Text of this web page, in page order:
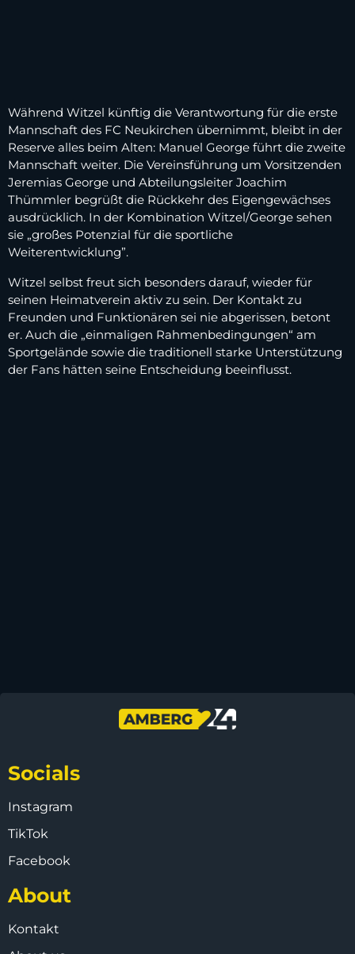
Während Witzel künftig die Verantwortung für die erste
Mannschaft des FC Neukirchen übernimmt, bleibt in der
Reserve alles beim Alten: Manuel George führt die zweite
Mannschaft weiter. Die Vereinsführung um Vorsitzenden
Jeremias George und Abteilungsleiter Joachim
Thümmler begrüßt die Rückkehr des Eigengewächses
ausdrücklich. In der Kombination Witzel/George sehen
sie „großes Potenzial für die sportliche
Weiterentwicklung”.
Witzel selbst freut sich besonders darauf, wieder für
seinen Heimatverein aktiv zu sein. Der Kontakt zu
Freunden und Funktionären sei nie abgerissen, betont
er. Auch die „einmaligen Rahmenbedingungen“ am
Sportgelände sowie die traditionell starke Unterstützung
der Fans hätten seine Entscheidung beeinflusst.
Socials
Instagram
TikTok
Facebook
About
Kontakt